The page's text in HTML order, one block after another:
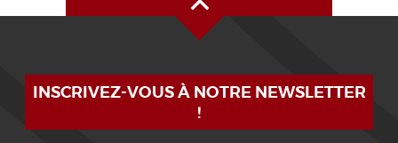
INSCRIVEZ-VOUS À NOTRE NEWSLETTER
!